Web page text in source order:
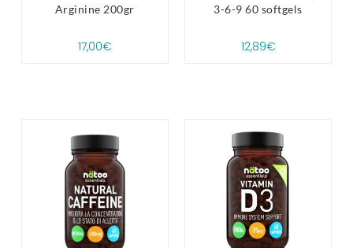
Arginine 200gr
17,00€
3-6-9 60 softgels
12,89€